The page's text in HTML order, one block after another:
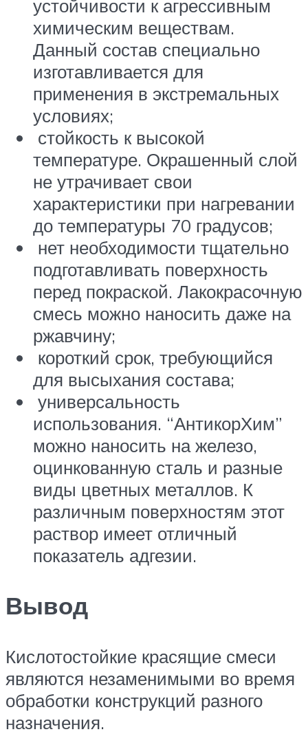
устойчивости к агрессивным
химическим веществам.
Данный состав специально
изготавливается для
применения в экстремальных
условиях;
стойкость к высокой
температуре. Окрашенный слой
не утрачивает свои
характеристики при нагревании
до температуры 70 градусов;
нет необходимости тщательно
подготавливать поверхность
перед покраской. Лакокрасочную
смесь можно наносить даже на
ржавчину;
короткий срок, требующийся
для высыхания состава;
универсальность
использования. “АнтикорХим”
можно наносить на железо,
оцинкованную сталь и разные
виды цветных металлов. К
различным поверхностям этот
раствор имеет отличный
показатель адгезии.
Вывод
Кислотостойкие красящие смеси
являются незаменимыми во время
обработки конструкций разного
назначения.